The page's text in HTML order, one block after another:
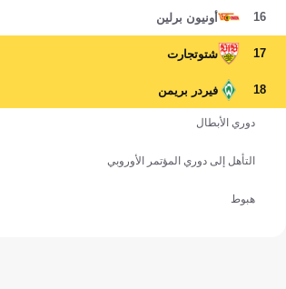
16 أونيون برلين
17 شتوتجارت
18 فيردر بريمن
دوري الأبطال
التأهل إلى دوري المؤتمر الأوروبي
هبوط